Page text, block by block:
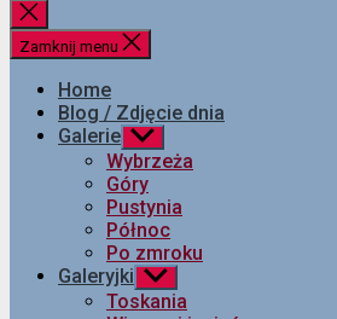
Zamknij
wyszukiwanie
Zamknij menu
Home
Blog / Zdjęcie dnia
Galerie Pokaż
podmenu
Wybrzeża
Góry
Pustynia
Północ
Po zmroku
Galeryjki Pokaż
podmenu
Toskania